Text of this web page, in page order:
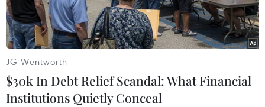
JG Wentworth
$30k In Debt Relief Scandal: What Financial
Institutions Quietly Conceal